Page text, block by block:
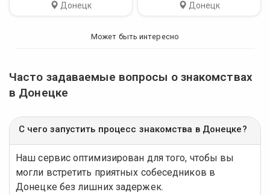
Донецк Донецк
Может быть интересно
Часто задаваемые вопросы о знакомствах
в Донецке
С чего запустить процесс знакомства в Донецке?
Наш сервис оптимизирован для того, чтобы вы
могли встретить приятных собеседников в
Донецке без лишних задержек.